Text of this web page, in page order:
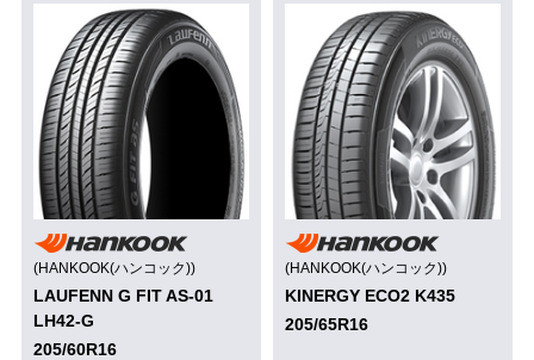
(HANKOOK(ハンコック))
LAUFENN G FIT AS-01
LH42-G
205/60R16
(HANKOOK(ハンコック))
KINERGY ECO2 K435
205/65R16